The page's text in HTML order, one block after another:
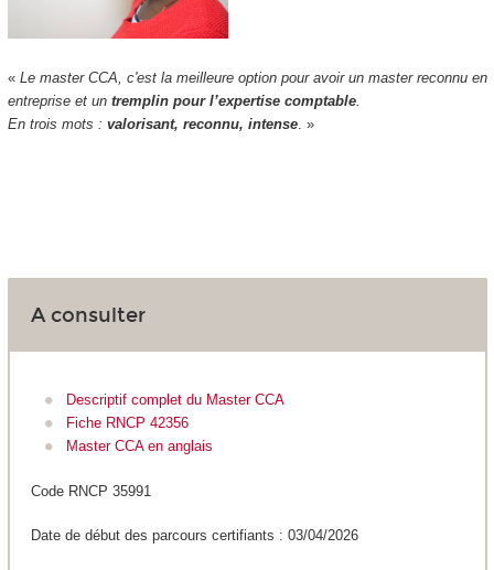
« Le master CCA, c'est la meilleure option pour avoir un master reconnu en
entreprise et un tremplin pour l’expertise comptable.
En trois mots : valorisant, reconnu, intense. »
A consulter
Descriptif complet du Master CCA
Fiche RNCP 42356
Master CCA en anglais
Code RNCP 35991
Date de début des parcours certifiants : 03/04/2026